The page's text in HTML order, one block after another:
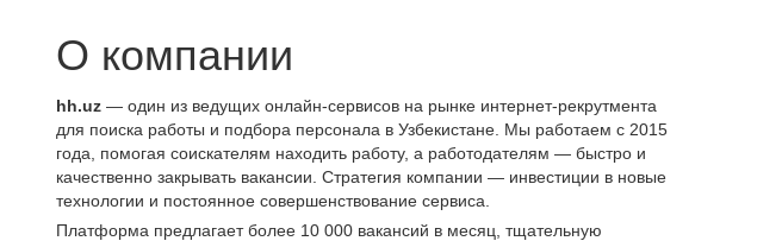
О компании
hh.uz — один из ведущих онлайн-сервисов на рынке интернет-рекрутмента
для поиска работы и подбора персонала в Узбекистане. Мы работаем с 2015
года, помогая соискателям находить работу, а работодателям — быстро и
качественно закрывать вакансии. Стратегия компании — инвестиции в новые
технологии и постоянное совершенствование сервиса.
Платформа предлагает более 10 000 вакансий в месяц, тщательную